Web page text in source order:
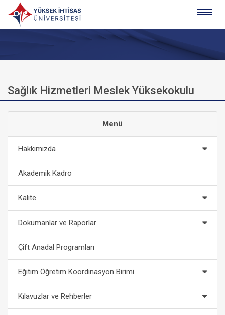
Sağlık Hizmetleri Meslek Yüksekokulu
Menü
Hakkımızda
Akademik Kadro
Kalite
Dokümanlar ve Raporlar
Çift Anadal Programları
Eğitim Öğretim Koordinasyon Birimi
Kılavuzlar ve Rehberler